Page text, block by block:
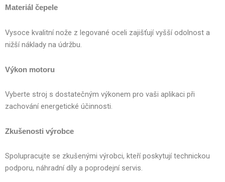
Materiál čepele
Vysoce kvalitní nože z legované oceli zajišťují vyšší odolnost a
nižší náklady na údržbu.
Výkon motoru
Vyberte stroj s dostatečným výkonem pro vaši aplikaci při
zachování energetické účinnosti.
Zkušenosti výrobce
Spolupracujte se zkušenými výrobci, kteří poskytují technickou
podporu, náhradní díly a poprodejní servis.